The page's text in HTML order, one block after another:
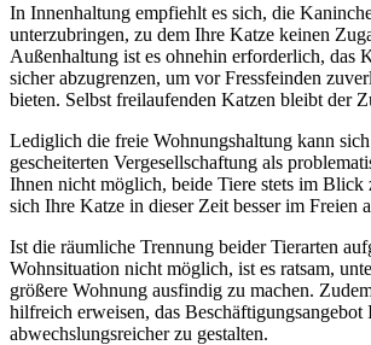
In Innenhaltung empfiehlt es sich, die
unterzubringen, zu dem Ihre Katze keinen
Außenhaltung ist es ohnehin erforderlich, das
sicher abzugrenzen, um vor Fressfeinden
bieten. Selbst freilaufenden Katzen bleibt der
Lediglich die freie Wohnungshaltung kann
gescheiterten Vergesellschaftung als
Ihnen nicht möglich, beide Tiere stets im Blick
sich Ihre Katze in dieser Zeit besser im Freien
Ist die räumliche Trennung beider Tierarten
Wohnsituation nicht möglich, ist es ratsam,
größere Wohnung ausfindig zu machen.
hilfreich erweisen, das Beschäftigungsangebot
abwechslungsreicher zu gestalten.